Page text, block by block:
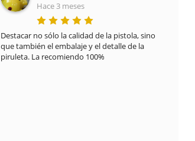
Hace 7 meses
TRATO EXCELENTE DE 10
Recibí el envío en un mal estado por que uno de
los pedidos del paquete se derramó y manchó